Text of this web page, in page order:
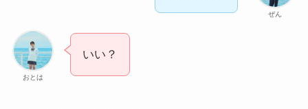
ぜん
おとは
いい？